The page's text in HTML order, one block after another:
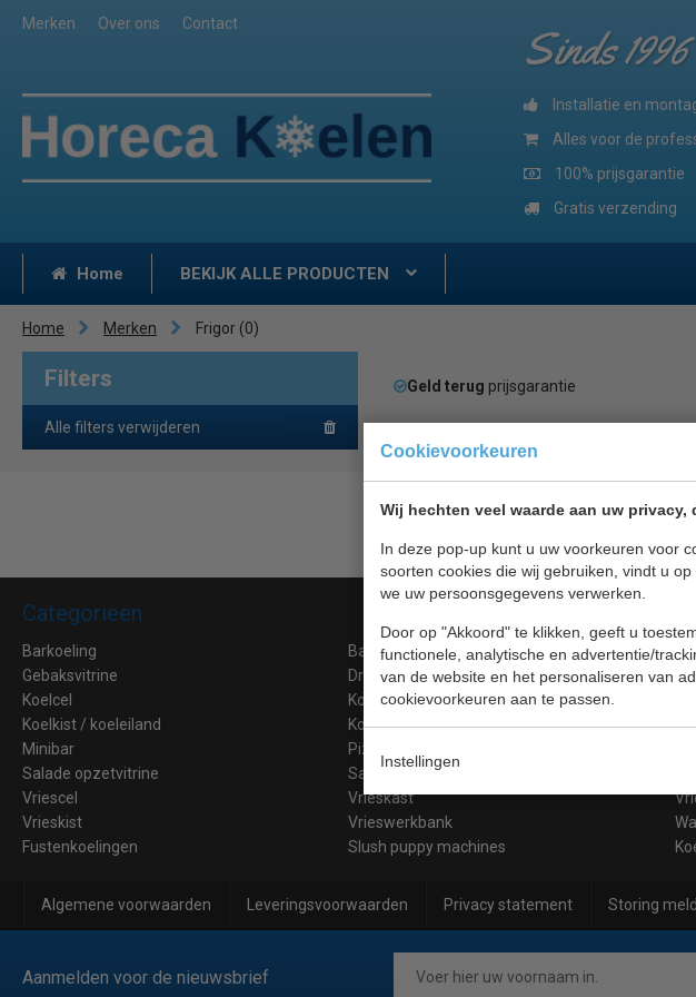
Cookievoorkeuren
Wij hechten veel waarde aan uw
In deze pop-up kunt u uw voorkeuren voor
soorten cookies die wij gebruiken, vindt u op
we uw persoonsgegevens verwerken.
Door op "Akkoord" te klikken, geeft u
functionele, analytische en advertentie/
van de website en het personaliseren van
cookievoorkeuren aan te passen.
Instellingen
Merken Over ons Contact Sinds 1996
Installatie en
Alles voor de
100% prijsgarantie
Gratis verzending
Home BEKIJK ALLE PRODUCTEN
Home Merken Frigor (0)
Filters
Alle filters verwijderen
Geld terug prijsgarantie
Categorieën
Barkoeling Bakkerij Koelkasten
Gebaksvitrine
Dry Aged kasten
Koelcel
Koelcel motor
Koelkist / koeleiland
Koeltoonbank
Minibar
Pizzawerkbank
Salade opzetvitrine
Saladette
Vriescel
Vrieskast
Vrieskist
Vrieswerkbank
Fustenkoelingen
Slush puppy machines
Algemene voorwaarden Leveringsvoorwaarden Privacy statement Storing
Aanmelden voor de nieuwsbrief